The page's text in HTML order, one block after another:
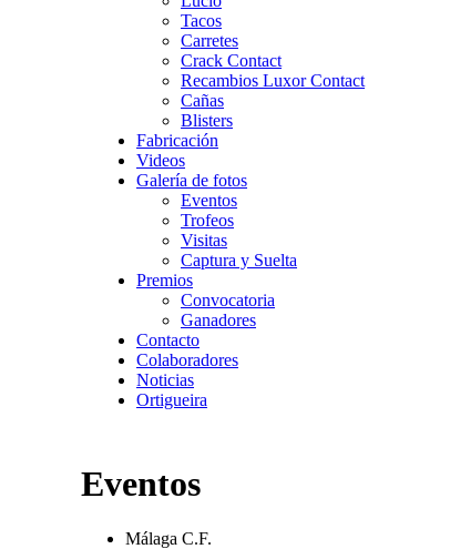
Tacos
Carretes
Crack Contact
Recambios Luxor Contact
Cañas
Blisters
Fabricación
Videos
Galería de fotos
Eventos
Trofeos
Visitas
Captura y Suelta
Premios
Convocatoria
Ganadores
Contacto
Colaboradores
Noticias
Ortigueira
Eventos
Málaga C.F.